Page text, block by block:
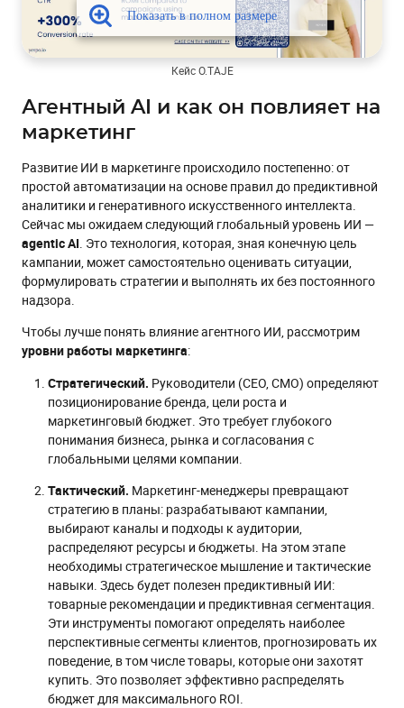
Кейс O.TAJE
Агентный AI и как он повлияет на
маркетинг
Развитие ИИ в маркетинге происходило постепенно: от
простой автоматизации на основе правил до предиктивной
аналитики и генеративного искусственного интеллекта.
Сейчас мы ожидаем следующий глобальный уровень ИИ —
agentic AI . Это технология, которая, зная конечную цель
кампании, может самостоятельно оценивать ситуации,
формулировать стратегии и выполнять их без постоянного
надзора.
Чтобы лучше понять влияние агентного ИИ, рассмотрим
уровни работы маркетинга:
Стратегический. Руководители (CEO, CMO) определяют
позиционирование бренда, цели роста и
маркетинговый бюджет. Это требует глубокого
понимания бизнеса, рынка и согласования с
глобальными целями компании.
Тактический. Маркетинг-менеджеры превращают
стратегию в планы: разрабатывают кампании,
выбирают каналы и подходы к аудитории,
распределяют ресурсы и бюджеты. На этом этапе
необходимы стратегическое мышление и тактические
навыки. Здесь будет полезен предиктивный ИИ:
товарные рекомендации и предиктивная сегментация.
Эти инструменты помогают определять наиболее
перспективные сегменты клиентов, прогнозировать их
поведение, в том числе товары, которые они захотят
купить. Это позволяет эффективно распределять
бюджет для максимального ROI.